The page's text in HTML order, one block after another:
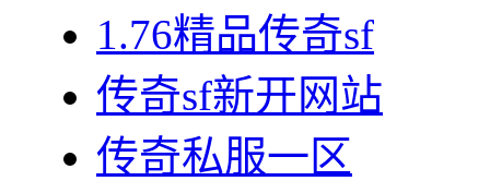
1.76精品传奇sf
传奇sf新开网站
传奇私服一区